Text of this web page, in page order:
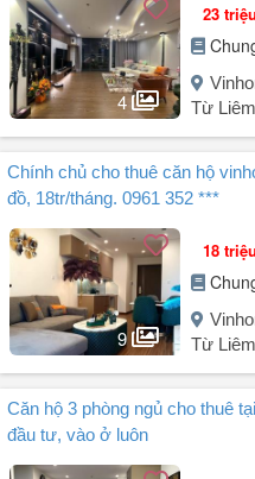
4
23 triệu
Từ
Người đăng: Phan Thành (14 tin
Cho thuê chung cư Vinhomes
Căn hộ 98m², với 3 phòng ngủ,
Ưu tiên khách gia đình, thuê lâu
LH: / Hải Anh
Chính chủ cho thuê căn hộ
đồ, 18tr/tháng. 0961 352 ***
9
18 triệu
Từ
Người đăng: Quang Huy
(25 tin
Liên hệ: (Em Huy).
Cho thuê căn hộ Vinhomes
Căn hộ 3 phòng ngủ cho thuê
đầu tư, vào ở luôn